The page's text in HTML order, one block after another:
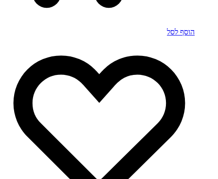
הוסף לסל